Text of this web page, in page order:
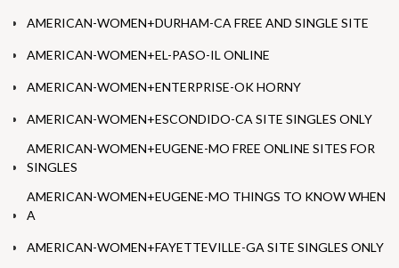
AMERICAN-WOMEN+DURHAM-CA FREE AND SINGLE SITE
AMERICAN-WOMEN+EL-PASO-IL ONLINE
AMERICAN-WOMEN+ENTERPRISE-OK HORNY
AMERICAN-WOMEN+ESCONDIDO-CA SITE SINGLES ONLY
AMERICAN-WOMEN+EUGENE-MO FREE ONLINE SITES FOR
SINGLES
AMERICAN-WOMEN+EUGENE-MO THINGS TO KNOW WHEN
A
AMERICAN-WOMEN+FAYETTEVILLE-GA SITE SINGLES ONLY